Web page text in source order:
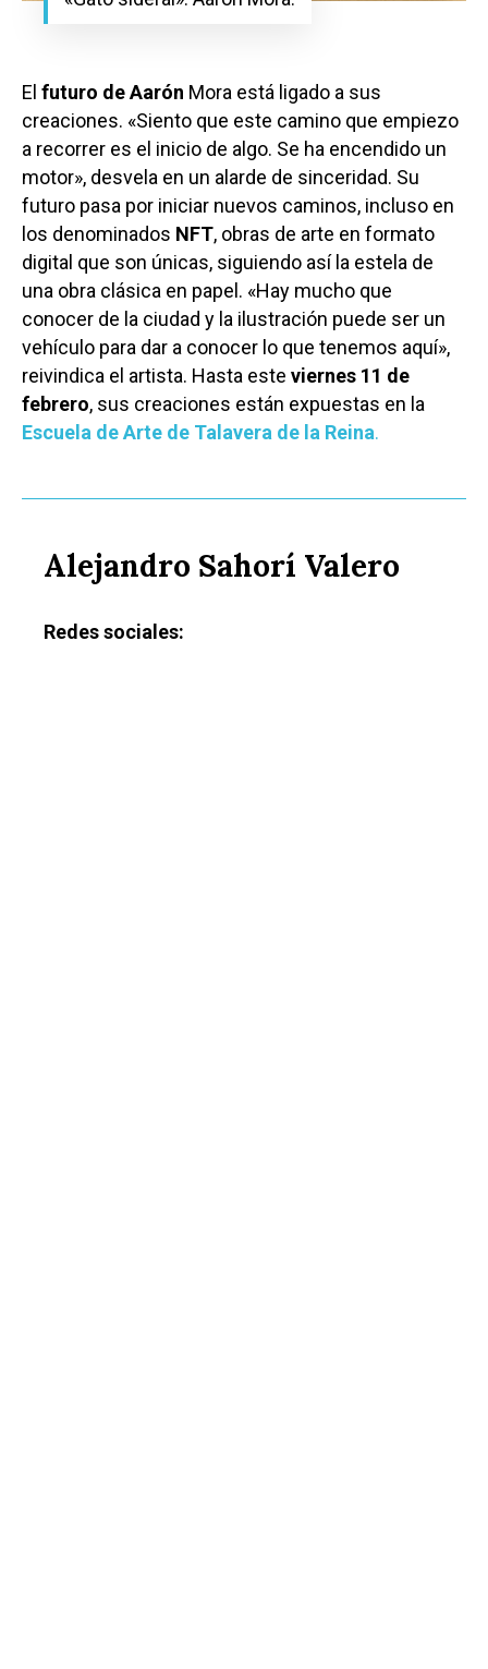
El futuro de Aarón Mora está ligado a sus
creaciones. «Siento que este camino que empiezo
a recorrer es el inicio de algo. Se ha encendido un
motor», desvela en un alarde de sinceridad. Su
futuro pasa por iniciar nuevos caminos, incluso en
los denominados NFT, obras de arte en formato
digital que son únicas, siguiendo así la estela de
una obra clásica en papel. «Hay mucho que
conocer de la ciudad y la ilustración puede ser un
vehículo para dar a conocer lo que tenemos aquí»,
reivindica el artista. Hasta este viernes 11 de
febrero, sus creaciones están expuestas en la
Escuela de Arte de Talavera de la Reina.
Alejandro Sahorí Valero
Redes sociales:
Cuenca
Guadalajara
Talavera
Educación
Cultura
Deportes
Sucesos
Medio Ambiente
Planeta Rural
Especiales
Política
Galerías